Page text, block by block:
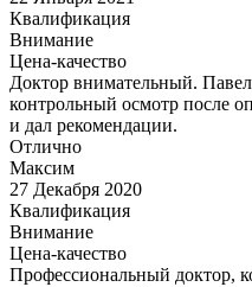
Квалификация
Внимание
Цена-качество
Доктор внимательный.
контрольный осмотр после
и дал рекомендации.
Отлично
Максим
27 Декабря 2020
Квалификация
Внимание
Цена-качество
Профессиональный доктор,